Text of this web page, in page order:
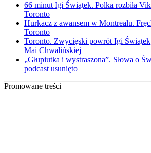
66 minut Igi Świątek. Polka rozbiła
Toronto
Hurkacz z awansem w Montrealu.
Toronto
Toronto. Zwycięski powrót Igi
Mai Chwalińskiej
„Głupiutka i wystraszona”. Słowa o
podcast usunięto
Promowane treści